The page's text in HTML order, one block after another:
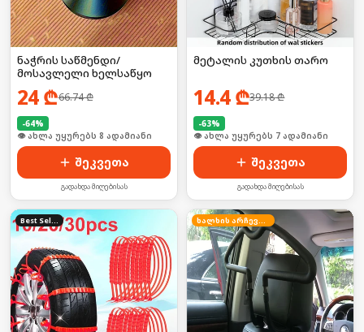
ნაჭრის საწმენდი/
მოსავლელი ხელსაწყო
24₾66.74₾
-64%
🛒 ბოლო 24სთ-ში იყიდა 12-მა
შეკვეთა
გადახდა მიღებისას
მეტალის კუთხის თარო
14.4₾39.18₾
-63%
🛒 ბოლო 24სთ-ში იყიდა 13-მა
შეკვეთა
გადახდა მიღებისას
Best Seller ხალხის არჩევანი